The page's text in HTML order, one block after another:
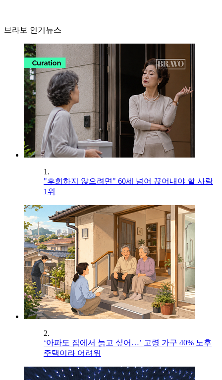
브라보 인기뉴스
1.
"후회하지 않으려면" 60세 넘어 끊어내야 할 사람
1위
2.
‘아파도 집에서 늙고 싶어…’ 고령 가구 40% 노후
주택이라 어려워